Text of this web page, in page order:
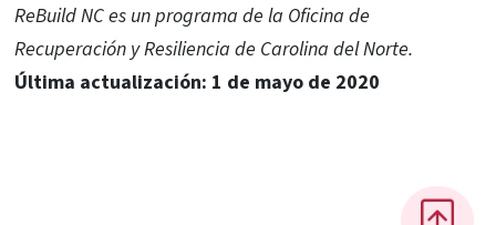
ReBuild NC es un programa de la Oficina de
Recuperación y Resiliencia de Carolina del Norte.
Última actualización: 1 de mayo de 2020